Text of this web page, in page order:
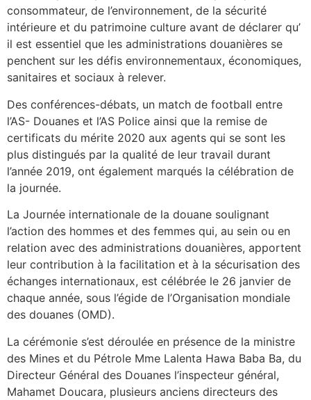
consommateur, de l’environnement, de la sécurité
intérieure et du patrimoine culture avant de déclarer qu’
il est essentiel que les administrations douanières se
penchent sur les défis environnementaux, économiques,
sanitaires et sociaux à relever.
Des conférences-débats, un match de football entre
l’AS- Douanes et l’AS Police ainsi que la remise de
certificats du mérite 2020 aux agents qui se sont les
plus distingués par la qualité de leur travail durant
l’année 2019, ont également marqués la célébration de
la journée.
La Journée internationale de la douane soulignant
l’action des hommes et des femmes qui, au sein ou en
relation avec des administrations douanières, apportent
leur contribution à la facilitation et à la sécurisation des
échanges internationaux, est célébrée le 26 janvier de
chaque année, sous l’égide de l’Organisation mondiale
des douanes (OMD).
La cérémonie s’est déroulée en présence de la ministre
des Mines et du Pétrole Mme Lalenta Hawa Baba Ba, du
Directeur Général des Douanes l’inspecteur général,
Mahamet Doucara, plusieurs anciens directeurs des